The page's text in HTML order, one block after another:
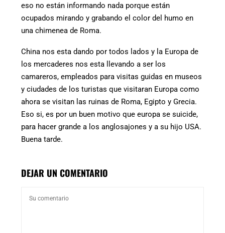
eso no están informando nada porque están
ocupados mirando y grabando el color del humo en
una chimenea de Roma.
China nos esta dando por todos lados y la Europa de
los mercaderes nos esta llevando a ser los
camareros, empleados para visitas guidas en museos
y ciudades de los turistas que visitaran Europa como
ahora se visitan las ruinas de Roma, Egipto y Grecia.
Eso si, es por un buen motivo que europa se suicide,
para hacer grande a los anglosajones y a su hijo USA.
Buena tarde.
DEJAR UN COMENTARIO